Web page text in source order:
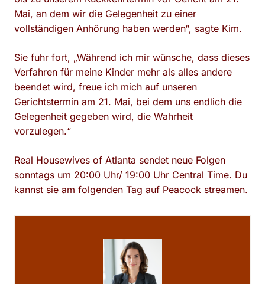
Mai, an dem wir die Gelegenheit zu einer
vollständigen Anhörung haben werden“, sagte Kim.
Sie fuhr fort, „Während ich mir wünsche, dass dieses
Verfahren für meine Kinder mehr als alles andere
beendet wird, freue ich mich auf unseren
Gerichtstermin am 21. Mai, bei dem uns endlich die
Gelegenheit gegeben wird, die Wahrheit
vorzulegen.“
Real Housewives of Atlanta sendet neue Folgen
sonntags um 20:00 Uhr/ 19:00 Uhr Central Time. Du
kannst sie am folgenden Tag auf Peacock streamen.